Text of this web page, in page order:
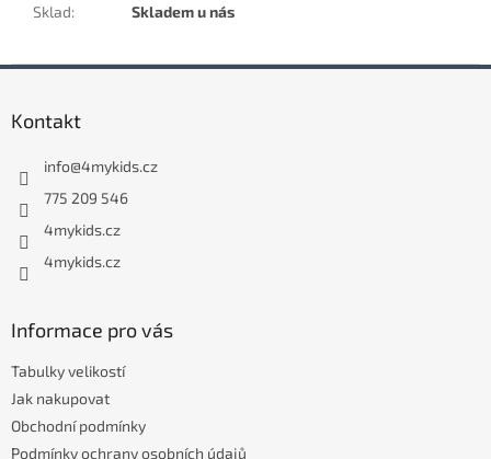
Sklad: Skladem u nás
Kontakt
info@4mykids.cz
775 209 546
4mykids.cz
4mykids.cz
Informace pro vás
Tabulky velikostí
Jak nakupovat
Obchodní podmínky
Podmínky ochrany osobních údajů